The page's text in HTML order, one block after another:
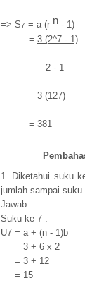
=> S7 = a (r n - 1)
= 3 (2^7 - 1)
2 - 1
= 3 (127)
= 381
1. Diketahui suku
jumlah sampai suku
Jawab :
Suku ke 7 :
U7 = a + (n - 1)b
= 3 + 6 x 2
= 3 + 12
= 15